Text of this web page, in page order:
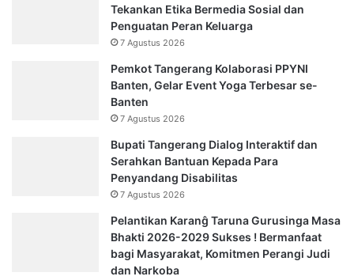
Tekankan Etika Bermedia Sosial dan
Penguatan Peran Keluarga
7 Agustus 2026
Pemkot Tangerang Kolaborasi PPYNI
Banten, Gelar Event Yoga Terbesar se-
Banten
7 Agustus 2026
Bupati Tangerang Dialog Interaktif dan
Serahkan Bantuan Kepada Para
Penyandang Disabilitas
7 Agustus 2026
Pelantikan Karanĝ Taruna Gurusinga Masa
Bhakti 2026-2029 Sukses ! Bermanfaat
bagi Masyarakat, Komitmen Perangi Judi
dan Narkoba